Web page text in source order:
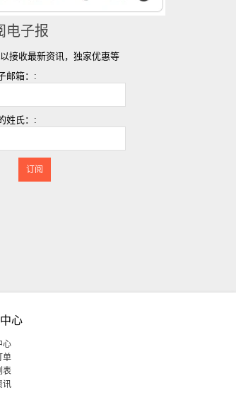
电子报
接收最新资讯，独家优惠等
邮箱：:
姓氏：:
订阅
心
心
单
表
讯